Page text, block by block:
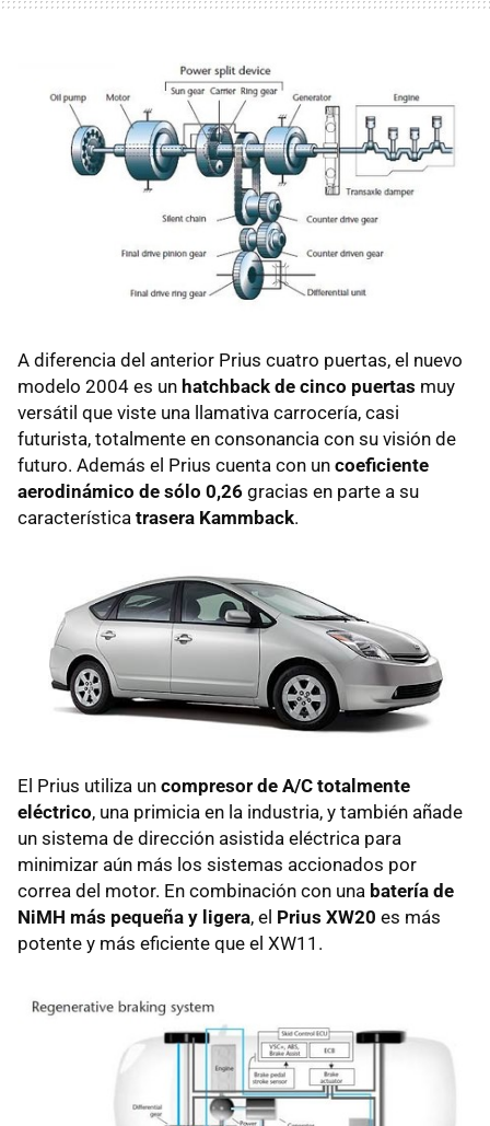
A diferencia del anterior Prius cuatro puertas, el nuevo
modelo 2004 es un hatchback de cinco puertas muy
versátil que viste una llamativa carrocería, casi
futurista, totalmente en consonancia con su visión de
futuro. Además el Prius cuenta con un coeficiente
aerodinámico de sólo 0,26 gracias en parte a su
característica trasera Kammback.
El Prius utiliza un compresor de A/C totalmente
eléctrico, una primicia en la industria, y también añade
un sistema de dirección asistida eléctrica para
minimizar aún más los sistemas accionados por
correa del motor. En combinación con una batería de
NiMH más pequeña y ligera, el Prius XW20 es más
potente y más eficiente que el XW11.